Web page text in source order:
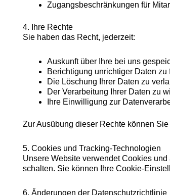
Zugangsbeschränkungen für
4. Ihre Rechte
Sie haben das Recht, jederzeit:
Auskunft über Ihre bei uns
Berichtigung unrichtiger Daten zu
Die Löschung Ihrer Daten zu
Der Verarbeitung Ihrer Daten zu
Ihre Einwilligung zur
Zur Ausübung dieser Rechte können
5. Cookies und Tracking-Technologien
Unsere Website verwendet Cookies
schalten. Sie können Ihre Cookie-
6. Änderungen der Datenschutzrichtlinie